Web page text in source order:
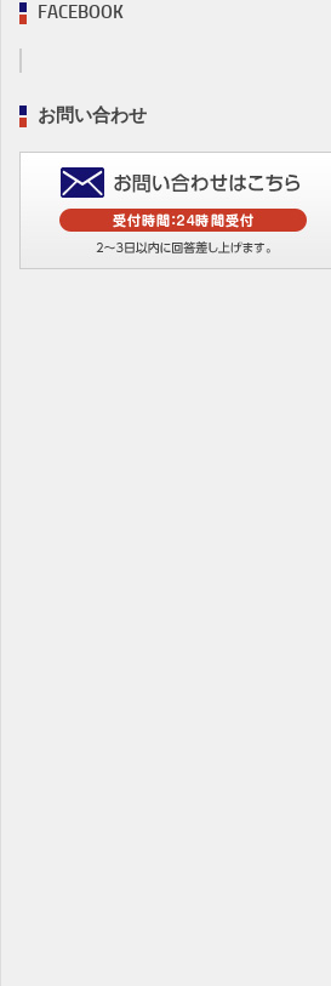
FACEBOOK
お問い合わせ